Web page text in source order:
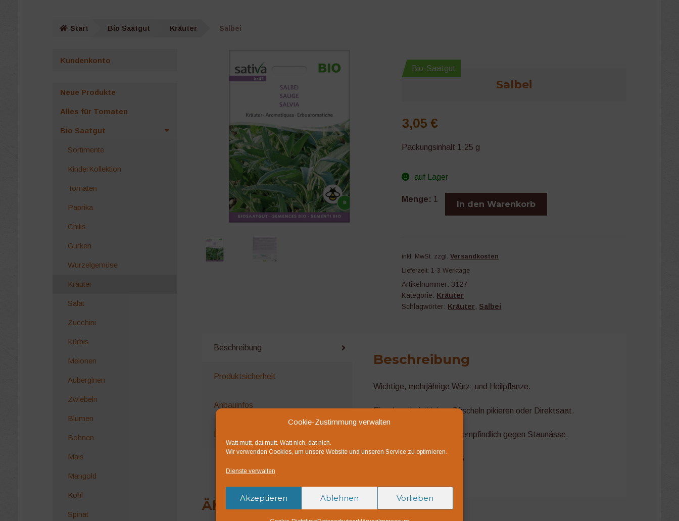
Cookie-Zustimmung verwalten
Watt mutt, dat mutt. Watt nich, dat nich.
Wir verwenden Cookies, um unsere Website und unseren Service zu optimieren.
Dienste verwalten
Akzeptieren Ablehnen Vorlieben
Start Bio Saatgut Kräuter Salbei
Bio-Saatgut
Salbei
3,05€
Packungsinhalt 1,25 g
auf Lager
Salbei
Menge: 1
In den Warenkorb
inkl. MwSt. zzgl.Versandkosten
Lieferzeit: 1-3 Werktage
Artikelnummer: 3127
Kategorie: Kräuter
Schlagwörter: Kräuter, Salbei
Beschreibung
Produktsicherheit
Anbauinfos
Rezensionen (0)
Beschreibung
Wichtige, mehrjährige Würz- und Heilpflanze.
Einzeln oder in kleinen Büscheln pikieren oder Direktsaat.
Liebt volle Sonne und ist empfindlich gegen Staunässe.
Bio-Saatgut CH-BIO-006
Ähnliche Produkte
Kundenkonto
Neue Produkte
Alles für Tomaten
Bio Saatgut
Sortimente
KinderKollektion
Tomaten
Paprika
Chilis
Gurken
Wurzelgemüse
Kräuter
Salat
Zucchini
Kürbis
Melonen
Auberginen
Zwiebeln
Blumen
Bohnen
Mais
Mangold
Kohl
Spinat